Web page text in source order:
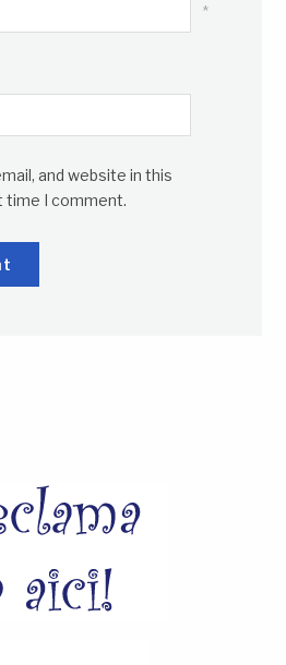
*
and website in this
time I comment.